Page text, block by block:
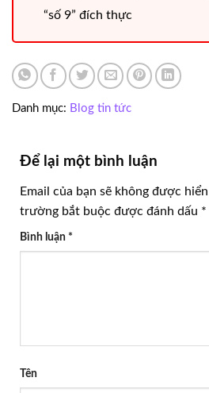
“số 9” đích thực
Danh mục: Blog tin tức
Để lại một bình luận
Email của bạn sẽ không được
trường bắt buộc được đánh dấu *
Bình luận *
Tên